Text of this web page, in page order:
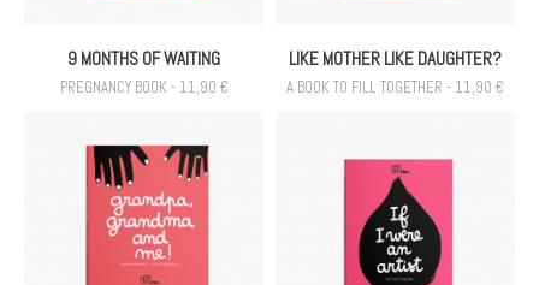
9 MONTHS OF WAITING
PREGNANCY BOOK - 11,90 €
LIKE MOTHER LIKE DAUGHTER?
A BOOK TO FILL TOGETHER - 11,90 €